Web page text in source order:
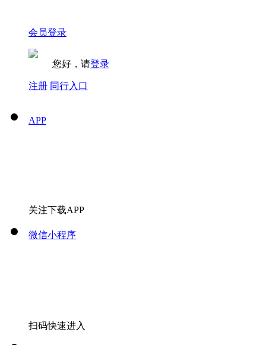
会员登录
您好，请登录
注册 同行入口
APP
关注下载APP
微信小程序
扫码快速进入